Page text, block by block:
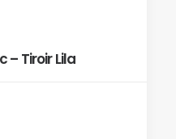
– Tiroir Lila